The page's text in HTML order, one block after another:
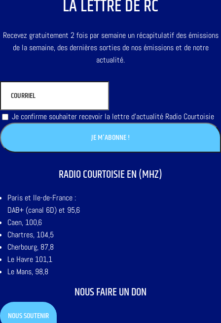
LA LETTRE DE RC
Recevez gratuitement 2 fois par semaine un récapitulatif des émissions
de la semaine, des dernières sorties de nos émissions et de notre
actualité.
Je confirme souhaiter recevoir la lettre d'actualité Radio Courtoisie
RADIO COURTOISIE EN (MHZ)
Paris et Ile-de-France :
DAB+ (canal 6D) et 95,6
Caen, 100,6
Chartres, 104,5
Cherbourg, 87,8
Le Havre 101,1
Le Mans, 98,8
NOUS FAIRE UN DON
NOUS SOUTENIR